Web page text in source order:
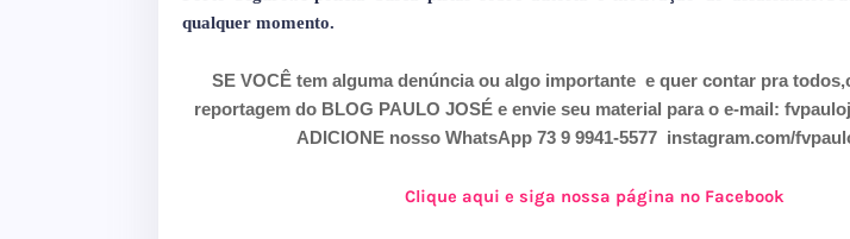
qualquer momento.
SE VOCÊ tem alguma denúncia ou algo importante e quer contar pra
reportagem do BLOG PAULO JOSÉ e envie seu material para o e-mail:
ADICIONE nosso WhatsApp 73 9 9941-5577 instagram.com/
Clique aqui e siga nossa página no Facebook